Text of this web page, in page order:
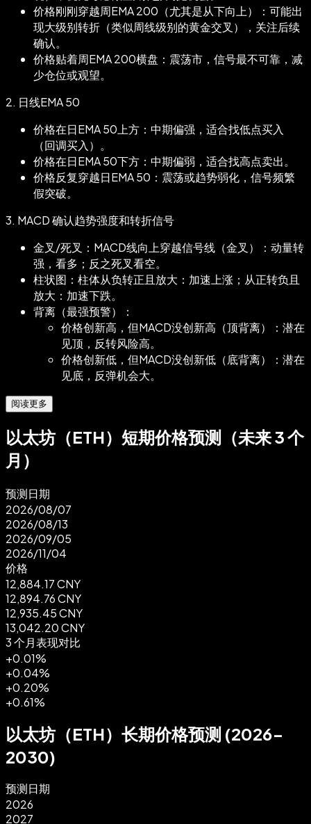
价格刚刚穿越周EMA 200（尤其是从下向上）：可能出
现大级别转折（类似周线级别的黄金交叉），关注后续
确认。
价格贴着周EMA 200横盘：震荡市，信号最不可靠，减
少仓位或观望。
2. 日线EMA 50
价格在日EMA 50上方：中期偏强，适合找低点买入
（回调买入）。
价格在日EMA 50下方：中期偏弱，适合找高点卖出。
价格反复穿越日EMA 50：震荡或趋势弱化，信号频繁
假突破。
3. MACD 确认趋势强度和转折信号
金叉/死叉：MACD线向上穿越信号线（金叉）：动量转
强，看多；反之死叉看空。
柱状图：柱体从负转正且放大：加速上涨；从正转负且
放大：加速下跌。
背离（最强预警）：
价格创新高，但MACD没创新高（顶背离）：潜在
见顶，反转风险高。
价格创新低，但MACD没创新低（底背离）：潜在
见底，反弹机会大。
阅读更多
以太坊（ETH）短期价格预测（未来 3 个
月）
预测日期
2026/08/07
2026/08/13
2026/09/05
2026/11/04
价格
12,884.17CNY
12,894.76CNY
12,935.45CNY
13,042.20CNY
3 个月表现对比
+0.01%
+0.04%
+0.20%
+0.61%
以太坊（ETH）长期价格预测 (2026-
2030)
预测日期
2026
2027